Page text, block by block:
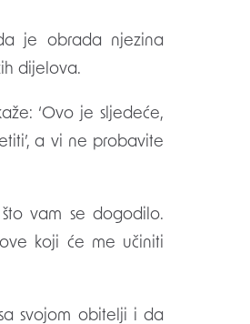
je obrada njezina
dijelova.
‘Ovo je sljedeće,
a vi ne probavite
vam se dogodilo.
koji će me učiniti
svojom obitelji i da